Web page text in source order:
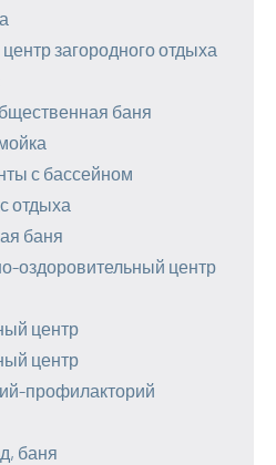
загородного отдыха
баня
с бассейном
отдыха
баня
оздоровительный центр
центр
центр
профилакторий
баня